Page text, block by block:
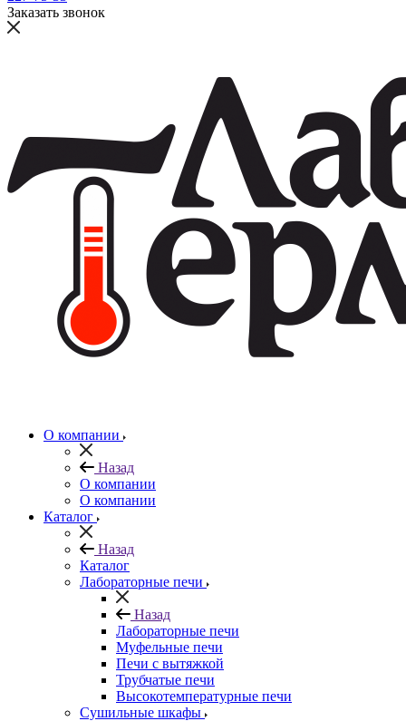
Заказать звонок
О компании
Назад
О компании
О компании
Каталог
Назад
Каталог
Лабораторные печи
Назад
Лабораторные печи
Муфельные печи
Печи с вытяжкой
Трубчатые печи
Высокотемпературные печи
Сушильные шкафы